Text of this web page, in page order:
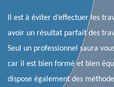
Il est à éviter d’effectuer les
avoir un résultat parfait des
Seul un professionnel saura
car il est bien formé et bien
dispose également des